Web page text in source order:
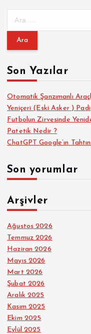
m
:Son Yazılar
Otomatik Şanzımanlı
Yeniçeri (Eski Asker )
Futbolun Zirvesinde
Patetik Nedir ?
ChatGPT Google’ın
Son yorumlar
Arşivler
Ağustos 2026
Temmuz 2026
Haziran 2026
Mayıs 2026
Mart 2026
Şubat 2026
Aralık 2025
Kasım 2025
Ekim 2025
Eylül 2025